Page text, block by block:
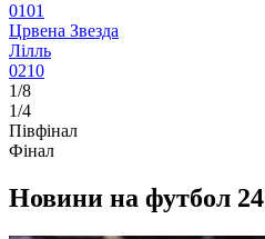
0101
Црвена Звезда
Лілль
0210
1/8
1/4
Півфінал
Фінал
Новини на футбол 24